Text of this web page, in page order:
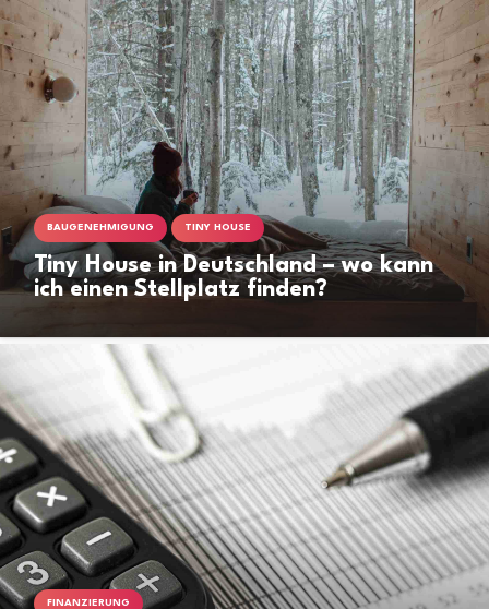
BAUGENEHMIGUNG TINY HOUSE
Tiny House in Deutschland – wo kann
ich einen Stellplatz finden?
FINANZIERUNG